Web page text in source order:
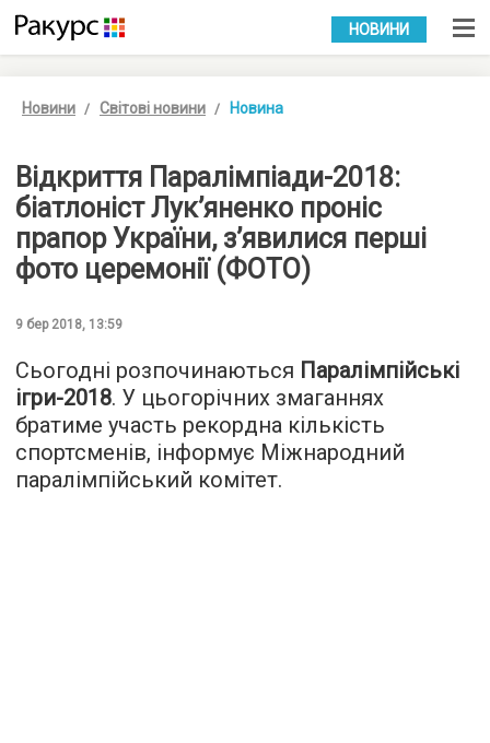
УКР РУС
НОВИНИ
Новини Світові новини Новина
Відкриття Паралімпіади-2018:
біатлоніст Лук’яненко проніс
прапор України, з’явилися перші
фото церемонії (ФОТО)
9 бер 2018, 13:59
Сьогодні розпочинаються Паралімпійські
ігри-2018. У цьогорічних змаганнях
братиме участь рекордна кількість
спортсменів, інформує Міжнародний
паралімпійський комітет.